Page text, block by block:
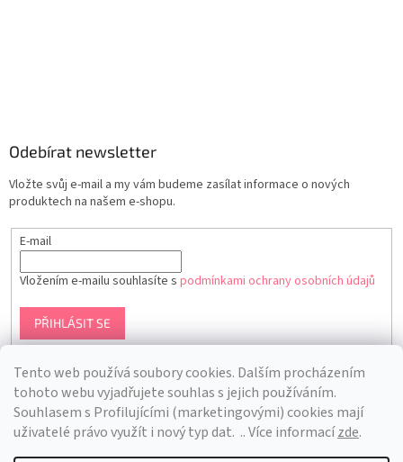
Tento web používá soubory cookies. Dalším procházením
tohoto webu vyjadřujete souhlas s jejich používáním.
Souhlasem s Profilujícími (marketingovými) cookies mají
uživatelé právo využít i nový typ dat. .. Více informacízde.
Odebírat newsletter
Vložte svůj e-mail a my vám budeme zasílat informace o nových
produktech na našem e-shopu.
E-mail
Vložením e-mailu souhlasíte s podmínkami ochrany osobních údajů
PŘIHLÁSIT SE